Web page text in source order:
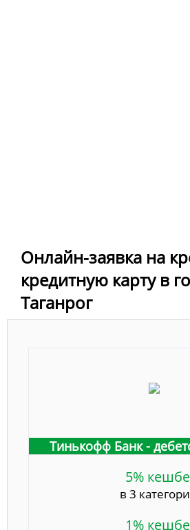
Онлайн-заявка на
кредитную карту в
Таганрог
Тинькофф Банк -
5%
в 3
1%